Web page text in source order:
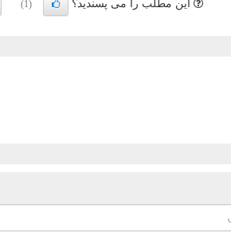
این مطلب را می پسندید؟ (1)